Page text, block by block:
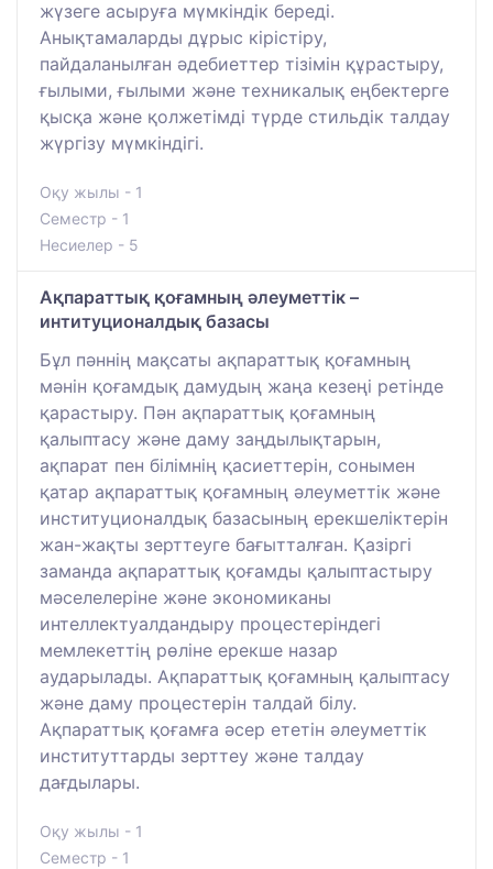
жүзеге асыруға мүмкіндік береді.
Анықтамаларды дұрыс кірістіру,
пайдаланылған әдебиеттер тізімін құрастыру,
ғылыми, ғылыми және техникалық еңбектерге
қысқа және қолжетімді түрде стильдік талдау
жүргізу мүмкіндігі.
Оқу жылы - 1
Семестр - 1
Несиелер - 5
Ақпараттық қоғамның әлеуметтік –
интитуционалдық базасы
Бұл пәннің мақсаты ақпараттық қоғамның
мәнін қоғамдық дамудың жаңа кезеңі ретінде
қарастыру. Пән ақпараттық қоғамның
қалыптасу және даму заңдылықтарын,
ақпарат пен білімнің қасиеттерін, сонымен
қатар ақпараттық қоғамның әлеуметтік және
институционалдық базасының ерекшеліктерін
жан-жақты зерттеуге бағытталған. Қазіргі
заманда ақпараттық қоғамды қалыптастыру
мәселелеріне және экономиканы
интеллектуалдандыру процестеріндегі
мемлекеттің рөліне ерекше назар
аударылады. Ақпараттық қоғамның қалыптасу
және даму процестерін талдай білу.
Ақпараттық қоғамға әсер ететін әлеуметтік
институттарды зерттеу және талдау
дағдылары.
Оқу жылы - 1
Семестр - 1